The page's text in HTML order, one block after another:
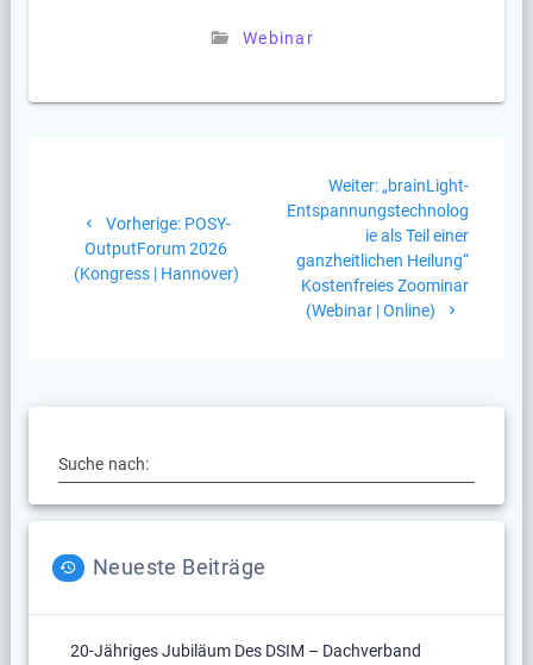
Webinar
Vorherige: Vorheriger
Beitrag:
POSY-
OutputForum 2026
(Kongress | Hannover)
Weiter: Nächster
Beitrag:
„brainLight-
Entspannungstechnolog
ie als Teil einer
ganzheitlichen Heilung“
Kostenfreies Zoominar
(Webinar | Online)
Suche nach:
Neueste Beiträge
20-Jähriges Jubiläum Des DSIM – Dachverband